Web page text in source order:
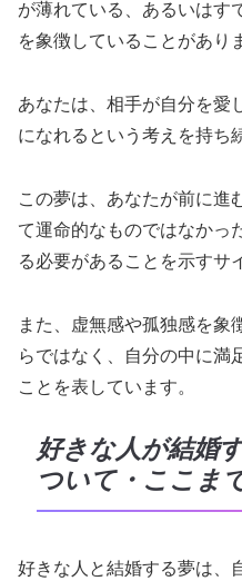
が薄れている、あるいはす
を象徴していることがあり
あなたは、相手が自分を愛
になれるという考えを持ち
この夢は、あなたが前に進
て運命的なものではなかっ
る必要があることを示すサ
また、虚無感や孤独感を象
らではなく、自分の中に満
ことを表しています。
好きな人が結婚
ついて・ここま
好きな人と結婚する夢は、